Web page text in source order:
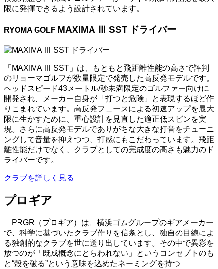
限に発揮できるよう設計されています。
RYOMA GOLF MAXIMA Ⅲ SST ドライバー
「MAXIMA Ⅲ SST」は、もともと飛距離性能の高さで評判
のリョーマゴルフが数量限定で発売した高反発モデルです。
ヘッドスピード43メートル/秒未満限定のゴルファー向けに
開発され、メーカー自身が「打つと危険」と表現するほど作
りこまれています。高反発フェースによる初速アップを最大
限に生かすために、重心設計を見直した適正低スピンを実
現。さらに高反発モデルでありがちな大きな打音をチューニ
ングして音量を抑えつつ、打感にもこだわっています。飛距
離性能だけでなく、クラブとしての完成度の高さも魅力のド
ライバーです。
クラブを詳しく見る
プロギア
PRGR（プロギア）は、横浜ゴムグループのギアメーカー
で、科学に基づいたクラブ作りを信条とし、独自の目線によ
る独創的なクラブを世に送り出しています。その中で異彩を
放つのが「既成概念にとらわれない」というコンセプトのも
と“殻を破る”という意味を込めたネーミングを持つ